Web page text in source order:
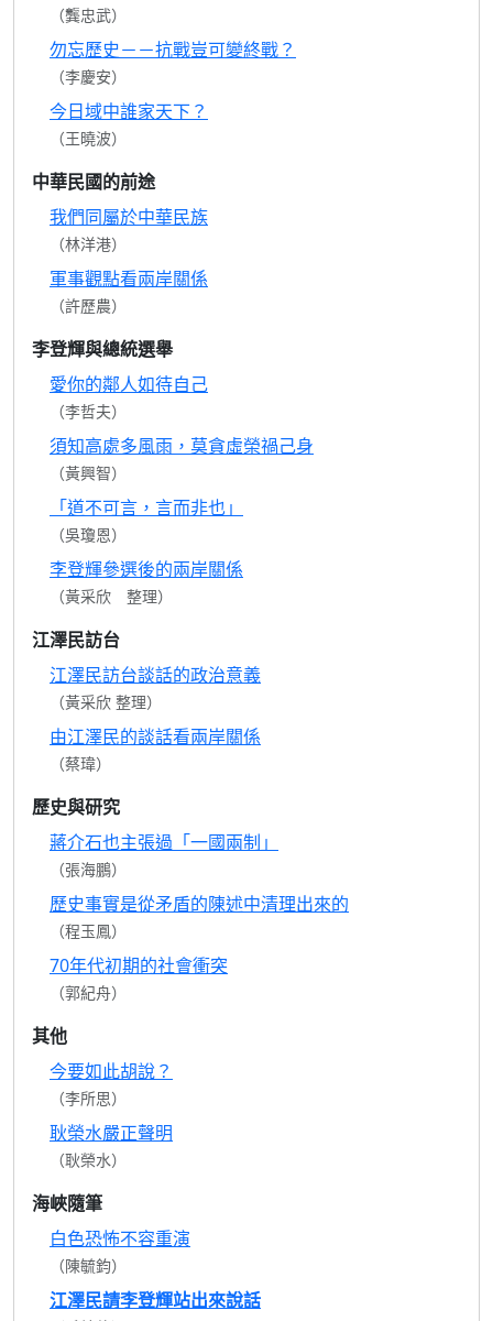
（龔忠武）
勿忘歷史－－抗戰豈可變終戰？
（李慶安）
今日域中誰家天下？
（王曉波）
中華民國的前途
我們同屬於中華民族
（林洋港）
軍事觀點看兩岸關係
（許歷農）
李登輝與總統選舉
愛你的鄰人如待自己
（李哲夫）
須知高處多風雨，莫貪虛榮禍己身
（黃興智）
「道不可言，言而非也」
（吳瓊恩）
李登輝參選後的兩岸關係
（黃采欣 整理）
江澤民訪台
江澤民訪台談話的政治意義
（黃采欣 整理）
由江澤民的談話看兩岸關係
（蔡瑋）
歷史與研究
蔣介石也主張過「一國兩制」
（張海鵬）
歷史事實是從矛盾的陳述中清理出來的
（程玉鳳）
70年代初期的社會衝突
（郭紀舟）
其他
今要如此胡說？
（李所思）
耿榮水嚴正聲明
（耿榮水）
海峽隨筆
白色恐怖不容重演
（陳毓鈞）
江澤民請李登輝站出來說話